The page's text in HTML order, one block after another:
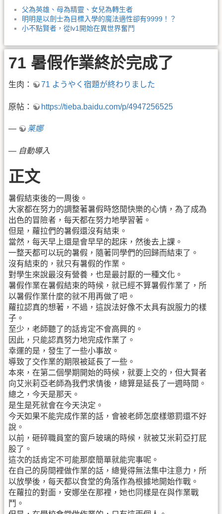
父為英雄、母為精靈、女兒為轉生者
明明是以劍士為目標入學的魔法適性卻有9999！？
小不點賢者，從lv1開始在異世界奮鬥
71 暑假作業終於完成了
生肉： 71 ようやく宿題が終わりました
原帖： https://tieba.baidu.com/p/4947256525
— 莱娜
— 自動導入
正文
暑假結束後的一周後。
大家都在努力的調整著暑假時悠閒快樂的心情，為了成為
出色的冒險者，每天都在努力地學習著。
但是，蘿拉們的暑假還沒有結束。
當然，每天早上還是會早早的起床，然後去上課。
一整天都可以玩的暑假，隨著同學們的回歸而結束了。
沒有結束的，就只有暑假的作業。
對學生來說最沒有營養，也是最討厭的一種文化。
暑假作業在暑假結束的時候，就已經不算暑假作業了，所
以暑假作業什麼的就不用再做了吧。
蘿拉認真的想著，不過，這說法好像不太具有說服力的樣
子。
至少，老師聽了的話肯定不會高興的。
因此，只能認真努力地完成作業了。
幸運的是，發生了一些小事故。
導致了交作業的期限被延長了一些。
本來，在第二個學期開始的時候，就要上交的，但大賢者
向艾米莉亞老師為我們求情後，總算是延長了一週時間。
總之，今天是那天。
是生是死就會在今天決定。
今天如果不能完成作業的話，會被老師怎麼樣懲罰還不好
說。
以前，砸碎職員室的窗戶玻璃的時候，就被艾米莉亞打屁
股了。
這次的話肯定不可能那麼簡單就能完事呢。
在自己的房間裡做作業的話，總覺得無法集中注意力，所
以放學後，每天都以食堂的角落作為根據地開始作戰。
在蘿拉的對面，安娜坐在那裡，她也同樣是在與作業戰
鬥。